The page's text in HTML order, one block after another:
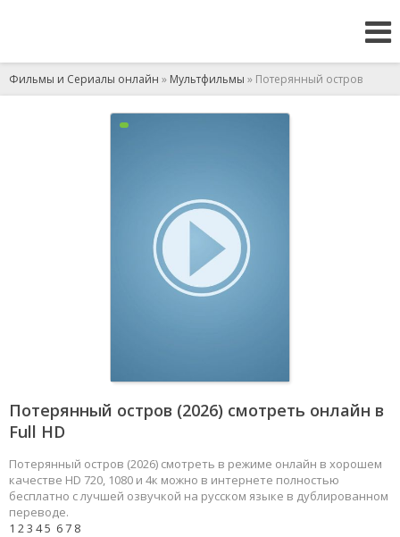
Фильмы и Сериалы онлайн » Мультфильмы » Потерянный остров
Потерянный остров (2026) смотреть онлайн в
Full HD
Потерянный остров (2026) смотреть в режиме онлайн в хорошем
качестве HD 720, 1080 и 4к можно в интернете полностью
бесплатно с лучшей озвучкой на русском языке в дублированном
переводе.
1 23 45 67 8